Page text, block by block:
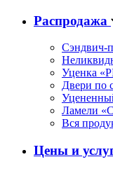
Распродажа
Сэндвич-
Уценка
Двери по
Ламели
Вся
Цены и